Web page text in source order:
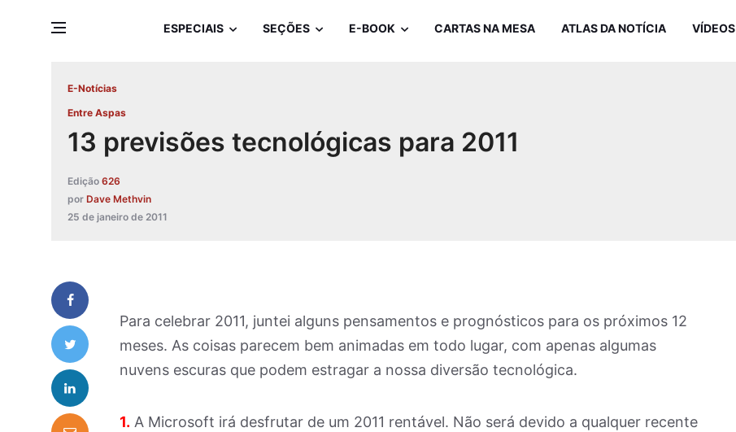
ESPECIAIS SEÇÕES E-BOOK CARTAS NA MESA ATLAS DA NOTÍCIA VÍDEOS
E-Notícias
Entre Aspas
13 previsões tecnológicas para 2011
Edição 626
por Dave Methvin
25 de janeiro de 2011
Para celebrar 2011, juntei alguns pensamentos e prognósticos para os próximos 12
meses. As coisas parecem bem animadas em todo lugar, com apenas algumas
nuvens escuras que podem estragar a nossa diversão tecnológica.
1. A Microsoft irá desfrutar de um 2011 rentável. Não será devido a qualquer recente